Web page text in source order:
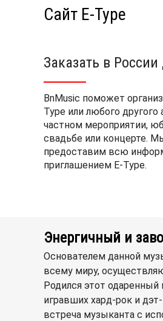
Сайт E-Type
Заказать в
BnMusic поможет
Type или любого другого
частном мероприятии,
свадьбе или концерте.
предоставим всю
приглашением E-Type.
Энергичный и
Основателем данной
всему миру,
Родился этот
игравших хард-рок и
встреча музыканта с